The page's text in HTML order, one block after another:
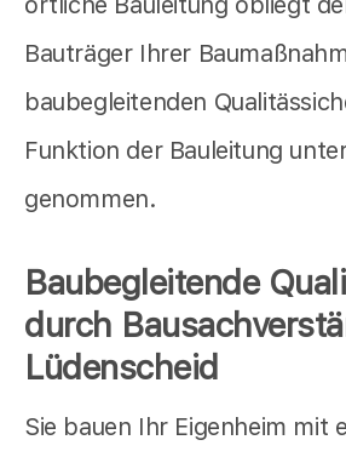
Bauträger Ihrer
baubegleitenden
Funktion der Bauleitung
genommen.
Baubegleitende
durch
Lüdenscheid
Sie bauen Ihr Eigenheim mit